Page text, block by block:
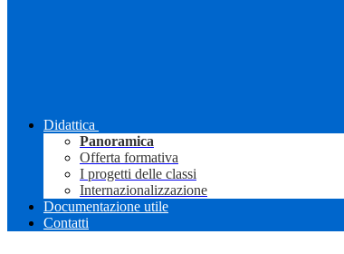
Didattica
Panoramica
Offerta formativa
I progetti delle classi
Internazionalizzazione
Documentazione utile
Contatti